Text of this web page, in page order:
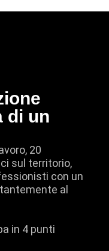
di un
20
sul territorio,
con un
al
in 4 punti